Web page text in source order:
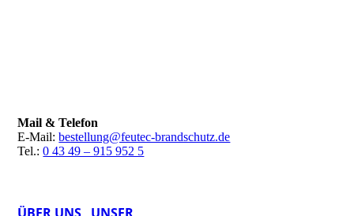
Mail & Telefon
E-Mail:bestellung@feutec-brandschutz.de
Tel.:0 43 49 – 915 952 5